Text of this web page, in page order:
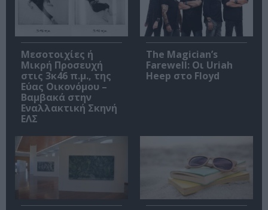
Μεσοτοιχίες ή
Μικρή Προσευχή
στις 3κ46 π.μ., της
Εύας Οικονόμου –
Βαμβακά στην
Εναλλακτική Σκηνή
ΕΛΣ
The Magician’s
Farewell: Οι Uriah
Heep στο Floyd